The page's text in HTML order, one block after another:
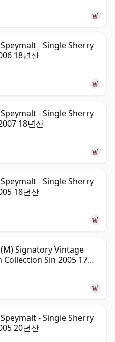
- Single Sherry
18년산
- Single Sherry
18년산
- Single Sherry
18년산
Signatory Vintage
Sin 2005 17년
- Single Sherry
20년산